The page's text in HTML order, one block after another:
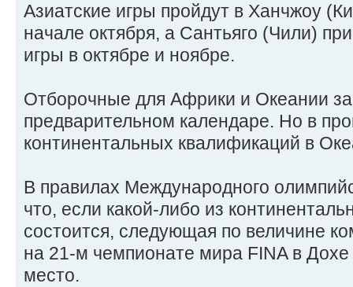
Азиатские игры пройдут в Ханчжоу
начале октября, а Сантьяго (Чили)
игры в октябре и ноябре.
Отборочные для Африки и Океании
предварительном календаре. Но в
континентальных квалификаций в
В правилах Международного
что, если какой-либо из
состоится, следующая по величине
на 21-м чемпионате мира FINA в Дохе
место.